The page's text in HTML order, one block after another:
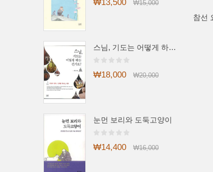
₩13,500 ₩15,000
스님, 기도는 어떻게 하는 건가요?
₩18,000 ₩20,000
눈먼 보리와 도둑고양이
₩14,400 ₩16,000